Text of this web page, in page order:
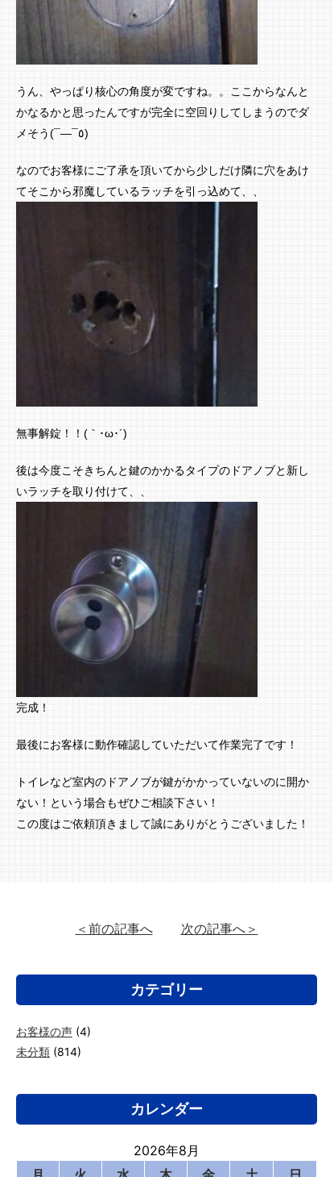
うん、やっぱり核心の角度が変ですね。。ここからなんと
かなるかと思ったんですが完全に空回りしてしまうのでダ
メそう(¯―¯٥)
なのでお客様にご了承を頂いてから少しだけ隣に穴をあけ
てそこから邪魔しているラッチを引っ込めて、、
無事解錠！！(｀･ω･´)ゞ
後は今度こそきちんと鍵のかかるタイプのドアノブと新し
いラッチを取り付けて、、
完成！
最後にお客様に動作確認していただいて作業完了です！
トイレなど室内のドアノブが鍵がかかっていないのに開か
ない！という場合もぜひご相談下さい！
この度はご依頼頂きまして誠にありがとうございました！
＜前の記事へ 次の記事へ＞
カテゴリー
お客様の声 (4)
未分類 (814)
カレンダー
2026年8月